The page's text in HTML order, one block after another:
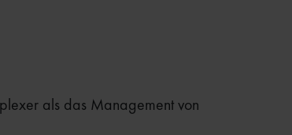
als das Management von